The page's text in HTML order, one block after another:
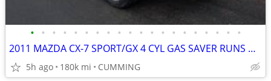
• • • • • • • • • • • • • • • • • • • •
2011 MAZDA CX-7 SPORT/GX 4 CYL GAS SAVER RUNS DRIVES AND SHIFTS GREAT
5h ago 180k mi CUMMING